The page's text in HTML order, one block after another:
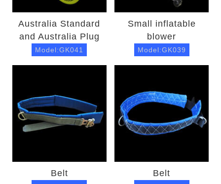
Australia Standard
and Australia Plug
Model:GK041
Small inflatable
blower
Model:GK039
Belt Belt